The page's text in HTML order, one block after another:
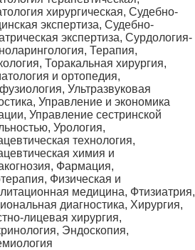
хирургическая, Судебно-
экспертиза, Судебно-
экспертиза, Сурдология-
Терапия,
Торакальная хирургия,
и ортопедия,
Ультразвуковая
Управление и экономика
Управление сестринской
Урология,
технология,
химия и
Фармация,
Физическая и
медицина, Фтизиатрия,
диагностика, Хирургия,
лицевая хирургия,
Эндоскопия,